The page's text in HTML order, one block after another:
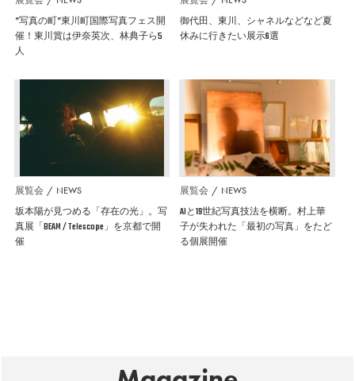
”写真の町”東川町国際写真フェス開
催！東川賞は伊奈英次、林典子ら5
人
御代田、東川、シャネルなどなど夏
休みに行きたい展示6選
展覧会 NEWS
坂本陽が見つめる「存在の光」。写
真展「BEAM / Telescope」を京都で開
催
展覧会 NEWS
AIと19世紀写真技法を横断。村上華
子が失われた「最初の写真」をたど
る個展開催